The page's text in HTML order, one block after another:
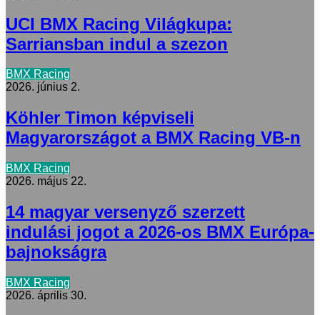
UCI BMX Racing Világkupa:
Sarriansban indul a szezon
BMX Racing
2026. június 2.
Köhler Timon képviseli
Magyarországot a BMX Racing VB-n
BMX Racing
2026. május 22.
14 magyar versenyző szerzett
indulási jogot a 2026-os BMX Európa-
bajnokságra
BMX Racing
2026. április 30.